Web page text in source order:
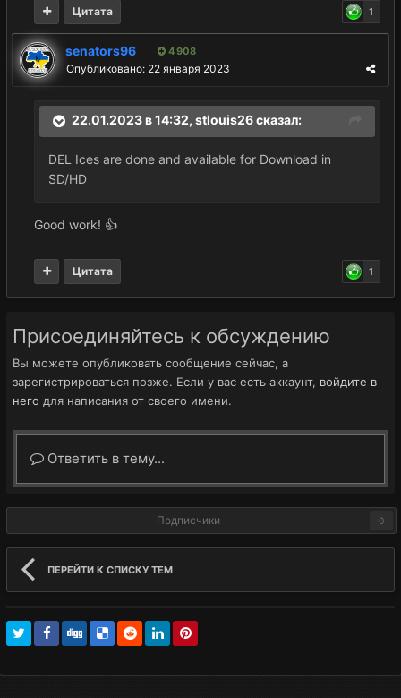
1
Цитата
senators96 4 908
Опубликовано: 22 января 2023
22.01.2023 в 14:32, stlouis26сказал:
DEL Ices are done and available for Download in
SD/HD
Good work! 👍
1
Цитата
Присоединяйтесь к обсуждению
Вы можете опубликовать сообщение сейчас, а
зарегистрироваться позже. Если у вас есть аккаунт, войдите в
него для написания от своего имени.
Ответить в тему...
Подписчики 0
ПЕРЕЙТИ К СПИСКУ ТЕМ